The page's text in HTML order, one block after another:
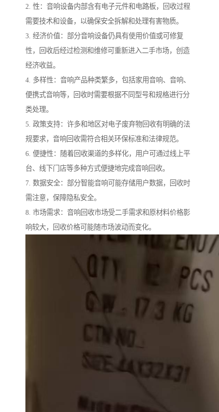
2. 性：音响设备内部含有电子元件和电路板，回收过程
需要技术和设备，以确保安全拆解和处理有害物质。
3. 经济价值：部分音响设备仍具有使用价值或可修复
性，回收后经过检测和维修可重新进入二手市场，创造
经济收益。
4. 多样性：音响产品种类繁多，包括家用音响、音响、
便携式音响等，回收时需要根据不同型号和规格进行分
类处理。
5. 政策支持：许多和地区对电子废弃物回收有明确的法
规要求，音响回收需符合相关环保标准和法律规范。
6. 便捷性：随着回收渠道的多样化，用户可通过线上平
台、线下门店等多种方式便捷地完成音响回收。
7. 数据安全：部分智能音响可能存储用户数据，回收时
需注意，保障隐私安全。
8. 市场需求：音响回收市场受二手需求和原材料价格影
响较大，回收价格可能随市场波动而变化。